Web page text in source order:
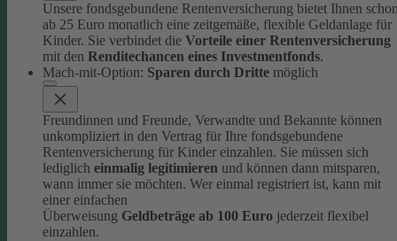
Unsere fondsgebundene Rentenversicherung bietet Ihnen
ab 25 Euro monatlich eine zeitgemäße, flexible Geldanlage für
Kinder. Sie verbindet die Vorteile einer Rentenversicherung
mit den Renditechancen eines Investmentfonds.
Mach-mit-Option: Sparen durch Dritte möglich
Freundinnen und Freunde, Verwandte und Bekannte können
unkompliziert in den Vertrag für Ihre fondsgebundene
Rentenversicherung für Kinder einzahlen. Sie müssen sich
lediglich einmalig legitimieren und können dann mitsparen,
wann immer sie möchten. Wer einmal registriert ist, kann mit
einer einfachen
Überweisung Geldbeträge ab 100 Euro jederzeit flexibel
einzahlen.